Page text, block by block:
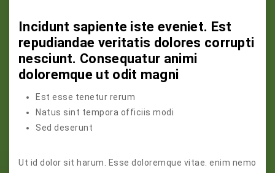
Incidunt sapiente iste eveniet. Est
repudiandae veritatis dolores corrupti
nesciunt. Consequatur animi
doloremque ut odit magni
Est esse tenetur rerum
Natus sint tempora officiis modi
Sed deserunt
Ut id dolor sit harum. Esse doloremque vitae. enim nemo